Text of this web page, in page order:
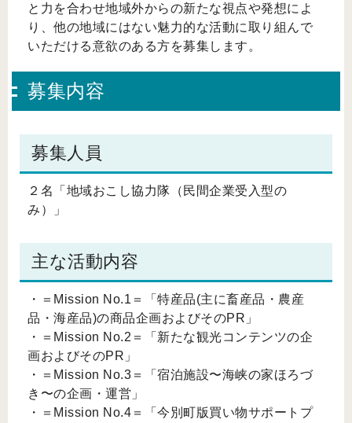
と力を合わせ地域外からの新たな視点や発想によ
り、他の地域にはない魅力的な活動に取り組んで
いただける意欲のある方を募集します。
募集内容
募集人員
２名「地域おこし協力隊（民間企業受入型の
み）」
主な活動内容
・＝Mission No.1＝「特産品(主に畜産品・農産
品・海産品)の商品企画およびそのPR」
・＝Mission No.2＝「新たな観光コンテンツの企
画およびそのPR」
・＝Mission No.3＝「宿泊施設〜海峡の家ほろづ
き〜の企画・運営」
・＝Mission No.4＝「今別町版買い物サポートプ